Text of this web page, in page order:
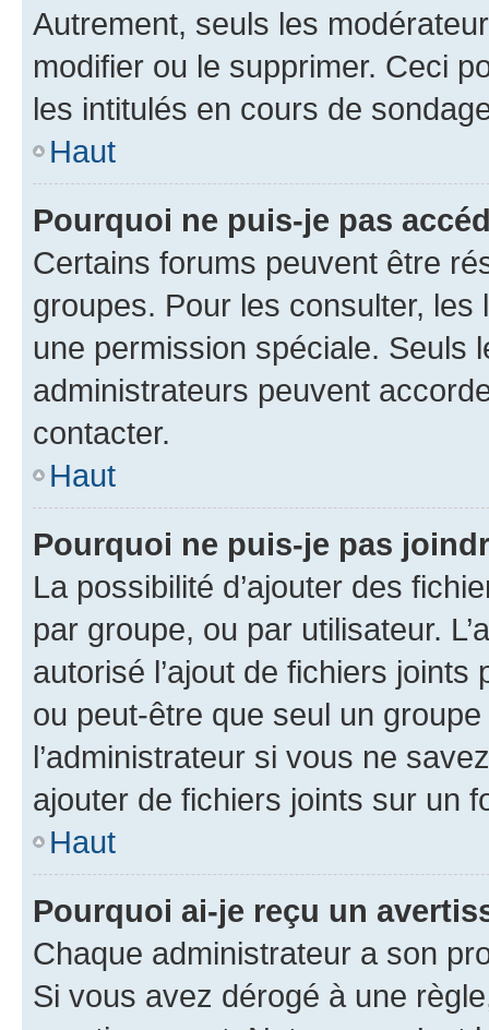
Autrement, seuls les
modifier ou le supprimer. Ceci
les intitulés en cours de
Haut
Pourquoi ne puis-je pas
Certains forums peuvent être
groupes. Pour les consulter,
une permission spéciale. Seuls
administrateurs peuvent
contacter.
Haut
Pourquoi ne puis-je pas
La possibilité d’ajouter des
par groupe, ou par utilisateur.
autorisé l’ajout de fichiers
ou peut-être que seul un
l’administrateur si vous ne
ajouter de fichiers joints sur un
Haut
Pourquoi ai-je reçu un
Chaque administrateur a son
Si vous avez dérogé à une